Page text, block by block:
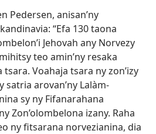
Pedersen, anisan’ny
“Efa 130 taona
Jehovah any Norvezy
teo amin’ny resaka
Voahaja tsara ny zon’izy
satria arovan’ny Lalàm-
sy ny Fifanarahana
Zon’olombelona izany. Raha
ny fitsarana norvezianina, dia